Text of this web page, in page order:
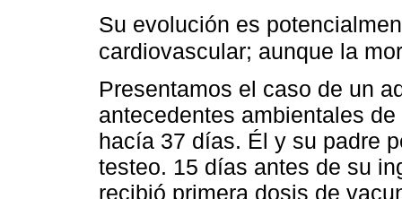
Su evolución es
cardiovascular; aunque la
Presentamos el caso de un
antecedentes ambientales
hacía 37 días. Él y su padre
testeo. 15 días antes de su
recibió primera dosis de